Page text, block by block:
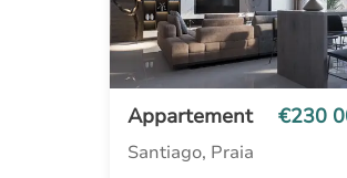
Appartement €230
Santiago, Praia